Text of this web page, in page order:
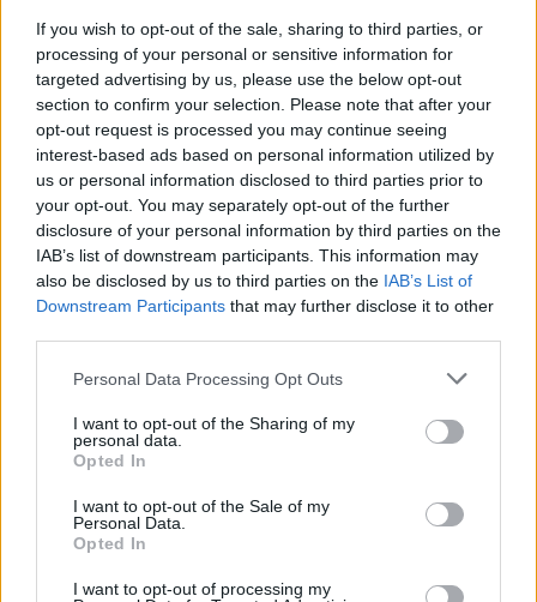
If you wish to opt-out of the sale, sharing to third parties, or
processing of your personal or sensitive information for
targeted advertising by us, please use the below opt-out
section to confirm your selection. Please note that after your
opt-out request is processed you may continue seeing
interest-based ads based on personal information utilized by
us or personal information disclosed to third parties prior to
your opt-out. You may separately opt-out of the further
disclosure of your personal information by third parties on the
IAB’s list of downstream participants. This information may
also be disclosed by us to third parties on the IAB’s List of
Downstream Participants that may further disclose it to other
Personal Data Processing Opt Outs
I want to opt-out of the Sharing of my
personal data.
Opted In
I want to opt-out of the Sale of my
Personal Data.
Opted In
I want to opt-out of processing my
ezért pontos adatok nincsenek a kereslet nagyságáról. A
főváros frekventált pontjain 1500 Ft-os négyzetméteráron,
a külső kerületekben pedig 1000 Ft-ért...
KEDVES OLVASÓNK!
A keresett cikk a portfolio.hu hírarchívumához
tartozik, melynek olvasása előfizetéses
regisztrációhoz kötött.
Kötéslisták: BÉT elmúlt 2 év napon belüli
kötéslistái